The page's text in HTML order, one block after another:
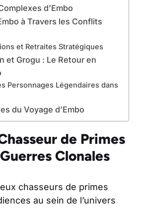
d’Embo
à Travers les Conflits
et Retraites Stratégiques
et Grogu : Le Retour en
Personnages Légendaires dans
du Voyage d’Embo
de Primes
Clonales
chasseurs de primes
au sein de l’univers